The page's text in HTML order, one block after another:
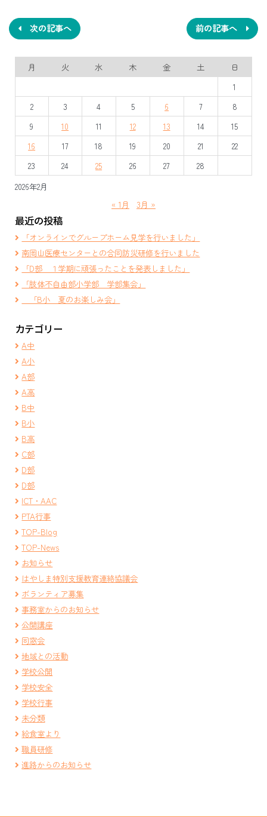
稿
ナ
ビ
ゲ
ー
シ
ョ
ン
前の記事へ
次の記事へ
2026年2月
月 火 水 木 金 土
日
1
2
3 4 5 6 7
8
9
10 11 12 13 14
15
16
17 18 19 20 21
22
23
24 25 26 27 28
« 1月 3月 »
最近の投稿
「オンラインでグループホーム見学を行いました」
南岡山医療センターとの合同防災研修を行いました
「D部 １学期に頑張ったことを発表しました」
「肢体不自由部小学部 学部集会」
「B小 夏のお楽しみ会」
カテゴリー
A中
A小
A部
A高
B中
B小
B高
C部
D部
D部
ICT・AAC
PTA行事
TOP-Blog
TOP-News
お知らせ
はやしま特別支援教育連絡協議会
ボランティア募集
事務室からのお知らせ
公開講座
同窓会
地域との活動
学校公開
学校安全
学校行事
未分類
給食室より
職員研修
進路からのお知らせ